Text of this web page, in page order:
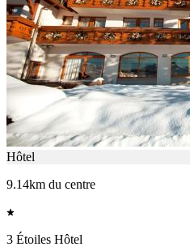
Hôtel
9.14km du centre
3 Étoiles Hôtel